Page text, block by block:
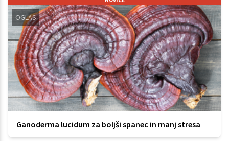
OGLAS
Ganoderma lucidum za boljši spanec in manj stresa